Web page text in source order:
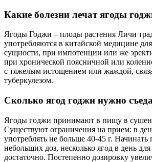
Какие болезни лечат ягоды
Ягоды Годжи – плоды растения Личи
употребляются в китайской медицине
сущности, при импотенции или же
при хронической поясничной или
с тяжелым истощением или жаждой,
туберкулезом.
Сколько ягод годжи нужно
Ягоды годжи принимают в пищу в
Существуют ограничения на прием: в
употреблять не больше 40-45 г. Начинать
небольших доз, несколько ягод в день для
достаточно. Постепенно дозировку